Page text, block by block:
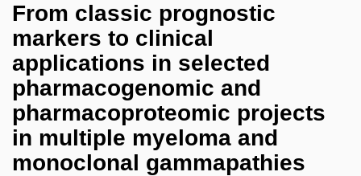
From classic prognostic
markers to clinical
applications in selected
pharmacogenomic and
pharmacoproteomic projects
in multiple myeloma and
monoclonal gammapathies